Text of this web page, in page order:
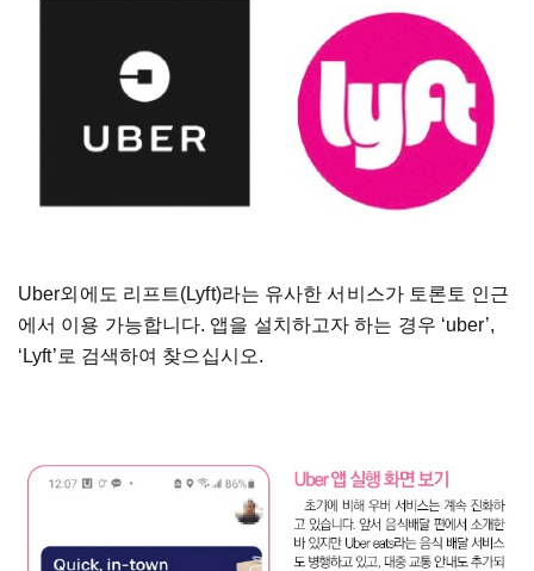
Uber외에도 리프트(Lyft)라는 유사한 서비스가 토론토 인근
에서 이용 가능합니다. 앱을 설치하고자 하는 경우 ‘uber’,
‘Lyft’로 검색하여 찾으십시오.